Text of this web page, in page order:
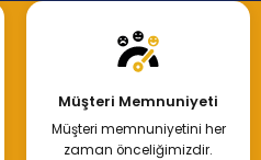
Müşteri Memnuniyeti
Müşteri memnuniyetini her
zaman önceliğimizdir.